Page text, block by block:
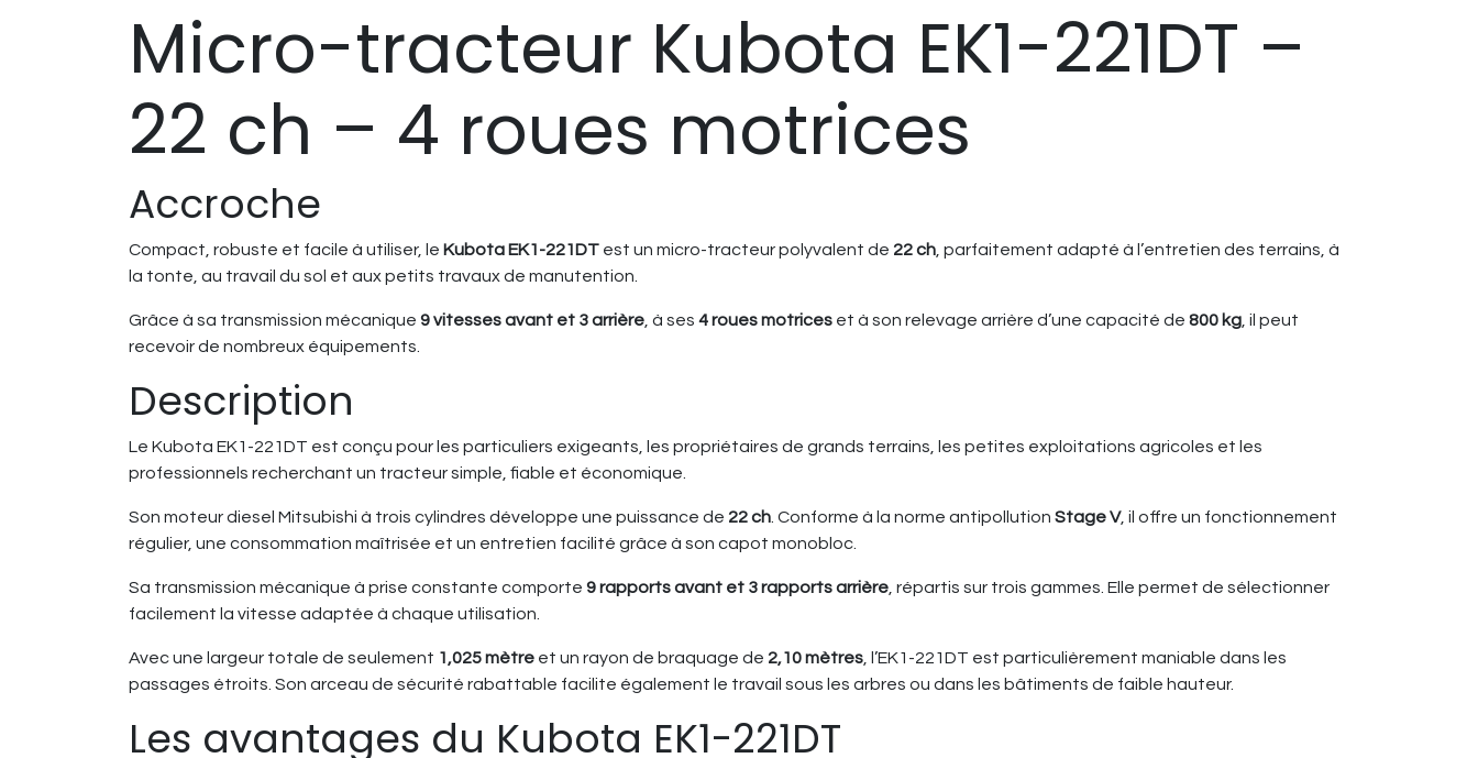
Micro-tracteur Kubota EK1-221DT –
22 ch – 4 roues motrices
Accroche
Compact, robuste et facile à utiliser, le Kubota EK1-221DT est un micro-tracteur polyvalent de 22 ch, parfaitement adapté à l’entretien des terrains, à
la tonte, au travail du sol et aux petits travaux de manutention.
Grâce à sa transmission mécanique 9 vitesses avant et 3 arrière, à ses 4 roues motrices et à son relevage arrière d’une capacité de 800 kg, il peut
recevoir de nombreux équipements.
Description
Le Kubota EK1-221DT est conçu pour les particuliers exigeants, les propriétaires de grands terrains, les petites exploitations agricoles et les
professionnels recherchant un tracteur simple, fiable et économique.
Son moteur diesel Mitsubishi à trois cylindres développe une puissance de 22 ch. Conforme à la norme antipollution Stage V, il offre un fonctionnement
régulier, une consommation maîtrisée et un entretien facilité grâce à son capot monobloc.
Sa transmission mécanique à prise constante comporte 9 rapports avant et 3 rapports arrière, répartis sur trois gammes. Elle permet de sélectionner
facilement la vitesse adaptée à chaque utilisation.
Avec une largeur totale de seulement 1,025 mètre et un rayon de braquage de 2,10 mètres, l’EK1-221DT est particulièrement maniable dans les
passages étroits. Son arceau de sécurité rabattable facilite également le travail sous les arbres ou dans les bâtiments de faible hauteur.
Les avantages du Kubota EK1-221DT